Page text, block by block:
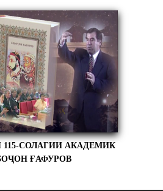
СОЛАГИИ АКАДЕМИК
ҒАФУРОВ